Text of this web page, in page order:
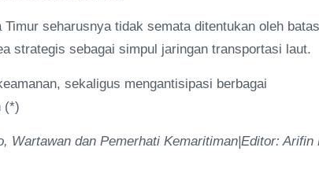
seharusnya tidak semata ditentukan oleh batas
strategis sebagai simpul jaringan transportasi laut.
sekaligus mengantisipasi berbagai
(*)
Wartawan dan Pemerhati Kemaritiman|Editor: Arifin